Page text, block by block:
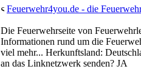
Feuerwehr4you.de - die
Die Feuerwehrseite von
Informationen rund um die
viel mehr... Herkunftsland:
an das Linknetzwerk senden? JA